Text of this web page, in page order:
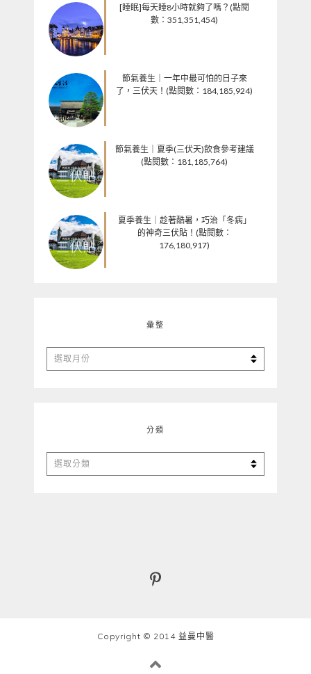
[睡眠]每天睡8小時就夠了嗎？(點閱
數：351,351,454)
節氣養生｜一年中最可怕的日子來
了，三伏天！(點閱數：184,185,924)
節氣養生｜夏季(三伏天)飲食參考建議
(點閱數：181,185,764)
夏季養生｜趁著酷暑，巧治「冬病」
的神奇三伏貼！(點閱數：
176,180,917)
彙整
彙
整
分類
分
類
Copyright © 2014 益曼中醫